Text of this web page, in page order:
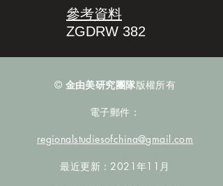
參考資料
ZGDRW 382
© 金由美研究團隊版權所有
電子郵件：
regionalstudiesofchina@gmail.com
最近更新：2021年11月